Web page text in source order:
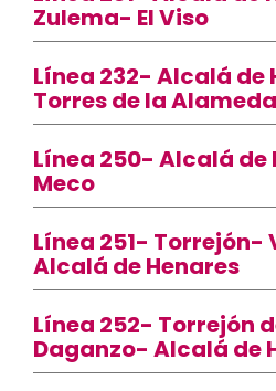
Zulema- El Viso
Línea 232- Alcalá de
Torres de la Alameda
Línea 250- Alcalá de
Meco
Línea 251-
Alcalá de Henares
Línea 252- Torrejón
Daganzo- Alcalá de